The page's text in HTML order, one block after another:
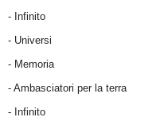
- Infinito
- Universi
- Memoria
- Ambasciatori per la terra
- Infinito